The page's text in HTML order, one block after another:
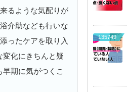
るような気配りが
介助なども行いな
ったケアを取り入
変化にきちんと疑
期に気がつくこ
135749